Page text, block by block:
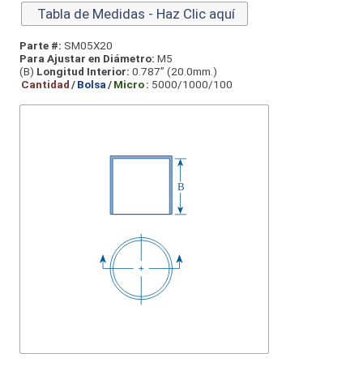
Tabla de Medidas - Haz Clic aquí
Parte #: SM05X20
Para Ajustar en Diámetro: M5
(B) Longitud Interior: 0.787” (20.0mm.)
Cantidad/Bolsa/Micro: 5000/1000/100